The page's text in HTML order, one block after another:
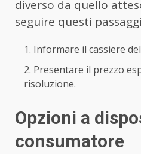
diverso da quello
seguire questi
Informare il cassiere
Presentare il prezzo
risoluzione.
Opzioni a
consumatore